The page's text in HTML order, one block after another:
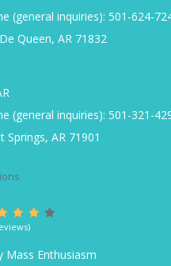
(general inquiries): 501-624-
Queen, AR 71832
(general inquiries): 501-321-
Springs, AR 71901
Mass Enthusiasm